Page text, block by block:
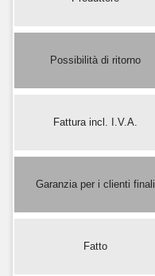
Possibilità di ritorno
Fattura incl. I.V.A.
Garanzia per i clienti finali
Fatto